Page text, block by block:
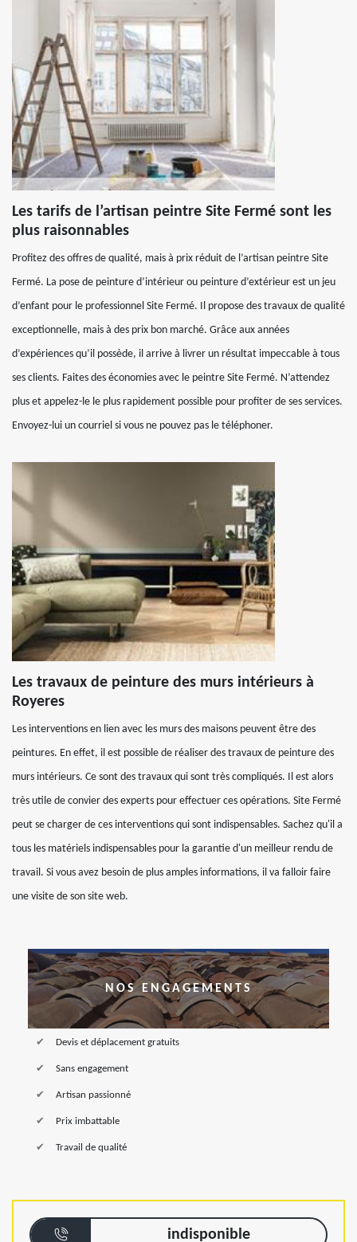
Les tarifs de l’artisan peintre Site Fermé sont les
plus raisonnables
Profitez des offres de qualité, mais à prix réduit de l’artisan peintre Site
Fermé. La pose de peinture d’intérieur ou peinture d’extérieur est un jeu
d’enfant pour le professionnel Site Fermé. Il propose des travaux de qualité
exceptionnelle, mais à des prix bon marché. Grâce aux années
d’expériences qu’il possède, il arrive à livrer un résultat impeccable à tous
ses clients. Faites des économies avec le peintre Site Fermé. N’attendez
plus et appelez-le le plus rapidement possible pour profiter de ses services.
Envoyez-lui un courriel si vous ne pouvez pas le téléphoner.
Les travaux de peinture des murs intérieurs à
Royeres
Les interventions en lien avec les murs des maisons peuvent être des
peintures. En effet, il est possible de réaliser des travaux de peinture des
murs intérieurs. Ce sont des travaux qui sont très compliqués. Il est alors
très utile de convier des experts pour effectuer ces opérations. Site Fermé
peut se charger de ces interventions qui sont indispensables. Sachez qu'il a
tous les matériels indispensables pour la garantie d'un meilleur rendu de
travail. Si vous avez besoin de plus amples informations, il va falloir faire
une visite de son site web.
NOS ENGAGEMENTS
Devis et déplacement gratuits
Sans engagement
Artisan passionné
Prix imbattable
Travail de qualité
indisponible